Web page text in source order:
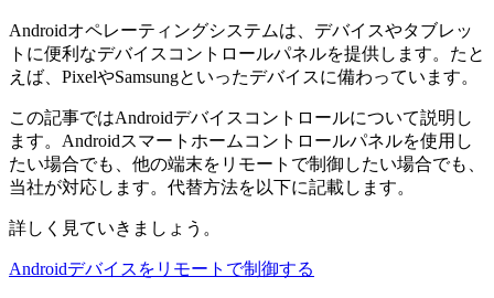
Androidオペレーティングシステムは、デバイスやタブレッ
トに便利なデバイスコントロールパネルを提供します。たと
えば、PixelやSamsungといったデバイスに備わっています。
この記事ではAndroidデバイスコントロールについて説明し
ます。Androidスマートホームコントロールパネルを使用し
たい場合でも、他の端末をリモートで制御したい場合でも、
当社が対応します。代替方法を以下に記載します。
詳しく見ていきましょう。
Androidデバイスをリモートで制御する